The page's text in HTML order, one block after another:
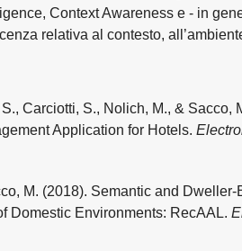
Context Awareness e - in
relativa al contesto,
Carciotti, S., Nolich, M., & Sacco,
Application for Hotels.
M. (2018). Semantic and
Domestic Environments: RecAAL.